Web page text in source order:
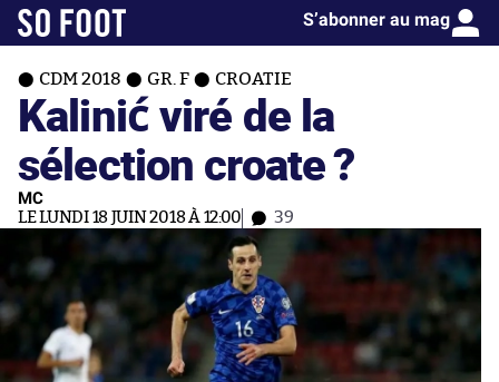
S’abonner au mag
CDM 2018 GR. F CROATIE
Kalinić viré de la
sélection croate ?
MC
LE LUNDI 18 JUIN 2018 À 12:00 39